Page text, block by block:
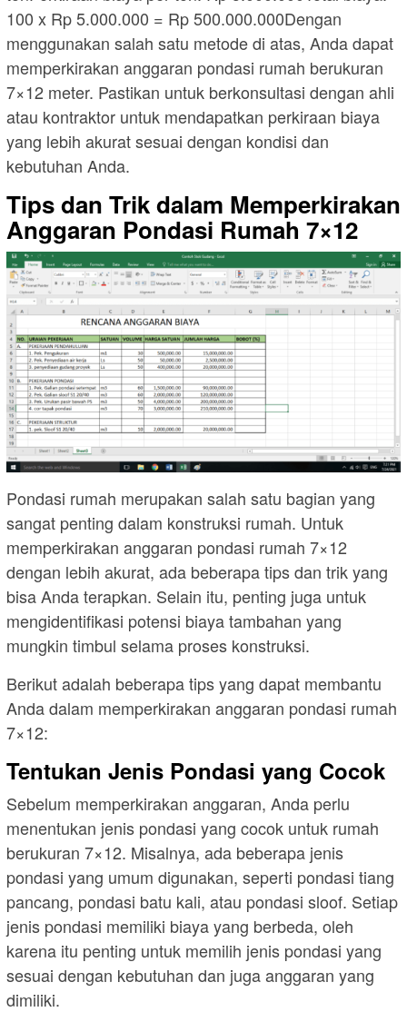
100 x Rp 5.000.000 = Rp 500.000.000Dengan
menggunakan salah satu metode di atas, Anda dapat
memperkirakan anggaran pondasi rumah berukuran
7×12 meter. Pastikan untuk berkonsultasi dengan ahli
atau kontraktor untuk mendapatkan perkiraan biaya
yang lebih akurat sesuai dengan kondisi dan
kebutuhan Anda.
Tips dan Trik dalam Memperkirakan
Anggaran Pondasi Rumah 7×12
Pondasi rumah merupakan salah satu bagian yang
sangat penting dalam konstruksi rumah. Untuk
memperkirakan anggaran pondasi rumah 7×12
dengan lebih akurat, ada beberapa tips dan trik yang
bisa Anda terapkan. Selain itu, penting juga untuk
mengidentifikasi potensi biaya tambahan yang
mungkin timbul selama proses konstruksi.
Berikut adalah beberapa tips yang dapat membantu
Anda dalam memperkirakan anggaran pondasi rumah
7×12:
Tentukan Jenis Pondasi yang Cocok
Sebelum memperkirakan anggaran, Anda perlu
menentukan jenis pondasi yang cocok untuk rumah
berukuran 7×12. Misalnya, ada beberapa jenis
pondasi yang umum digunakan, seperti pondasi tiang
pancang, pondasi batu kali, atau pondasi sloof. Setiap
jenis pondasi memiliki biaya yang berbeda, oleh
karena itu penting untuk memilih jenis pondasi yang
sesuai dengan kebutuhan dan juga anggaran yang
dimiliki.